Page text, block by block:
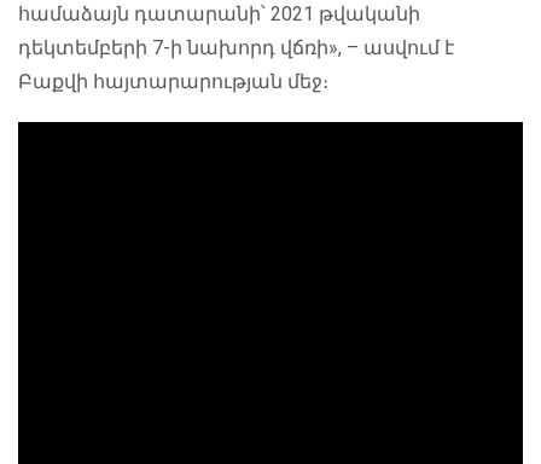
համաձայն դատարանի՝ 2021 թվականի
դեկտեմբերի 7-ի նախորդ վճռի», – ասվում է
Բաքվի հայտարարության մեջ։